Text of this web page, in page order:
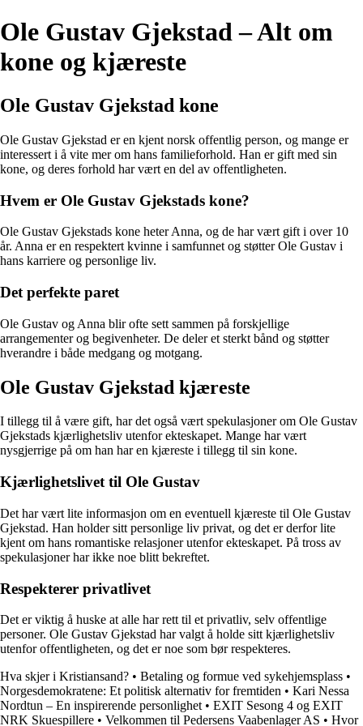
Ole Gustav Gjekstad – Alt om
kone og kjæreste
Ole Gustav Gjekstad kone
Ole Gustav Gjekstad er en kjent norsk offentlig person, og mange er
interessert i å vite mer om hans familieforhold. Han er gift med sin
kone, og deres forhold har vært en del av offentligheten.
Hvem er Ole Gustav Gjekstads kone?
Ole Gustav Gjekstads kone heter Anna, og de har vært gift i over 10
år. Anna er en respektert kvinne i samfunnet og støtter Ole Gustav i
hans karriere og personlige liv.
Det perfekte paret
Ole Gustav og Anna blir ofte sett sammen på forskjellige
arrangementer og begivenheter. De deler et sterkt bånd og støtter
hverandre i både medgang og motgang.
Ole Gustav Gjekstad kjæreste
I tillegg til å være gift, har det også vært spekulasjoner om Ole Gustav
Gjekstads kjærlighetsliv utenfor ekteskapet. Mange har vært
nysgjerrige på om han har en kjæreste i tillegg til sin kone.
Kjærlighetslivet til Ole Gustav
Det har vært lite informasjon om en eventuell kjæreste til Ole Gustav
Gjekstad. Han holder sitt personlige liv privat, og det er derfor lite
kjent om hans romantiske relasjoner utenfor ekteskapet. På tross av
spekulasjoner har ikke noe blitt bekreftet.
Respekterer privatlivet
Det er viktig å huske at alle har rett til et privatliv, selv offentlige
personer. Ole Gustav Gjekstad har valgt å holde sitt kjærlighetsliv
utenfor offentligheten, og det er noe som bør respekteres.
Hva skjer i Kristiansand? • Betaling og formue ved sykehjemsplass •
Norgesdemokratene: Et politisk alternativ for fremtiden • Kari Nessa
Nordtun – En inspirerende personlighet • EXIT Sesong 4 og EXIT
NRK Skuespillere • Velkommen til Pedersens Vaabenlager AS • Hvor